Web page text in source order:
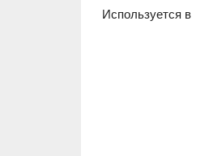
Используется в